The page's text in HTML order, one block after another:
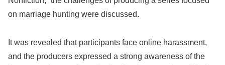
on marriage hunting were discussed.
It was revealed that participants face online harassment,
and the producers expressed a strong awareness of the